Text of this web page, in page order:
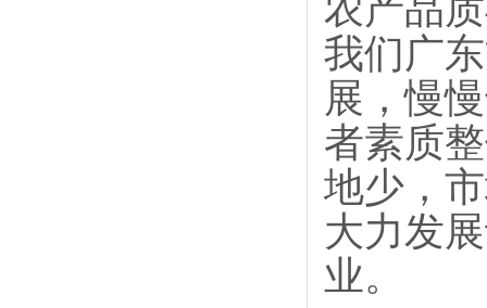
农产品
我们广
展，慢
者素质
地少，
大力发
业。